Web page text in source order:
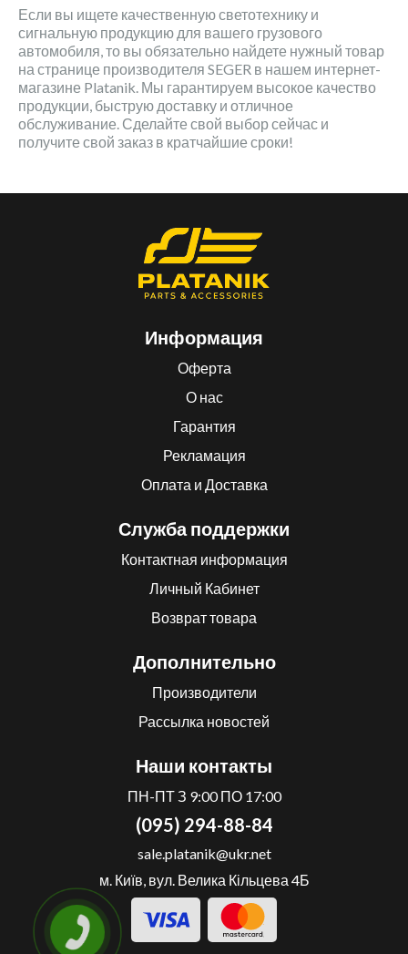
Если вы ищете качественную светотехнику и
сигнальную продукцию для вашего грузового
автомобиля, то вы обязательно найдете нужный товар
на странице производителя SEGER в нашем интернет-
магазине Platanik. Мы гарантируем высокое качество
продукции, быструю доставку и отличное
обслуживание. Сделайте свой выбор сейчас и
получите свой заказ в кратчайшие сроки!
Информация
Оферта
О нас
Гарантия
Рекламация
Оплата и Доставка
Служба поддержки
Контактная информация
Личный Кабинет
Возврат товара
Дополнительно
Производители
Рассылка новостей
Наши контакты
ПН-ПТ З 9:00 ПО 17:00
(095) 294-88-84
sale.platanik@ukr.net
м. Київ, вул. Велика Кільцева 4Б